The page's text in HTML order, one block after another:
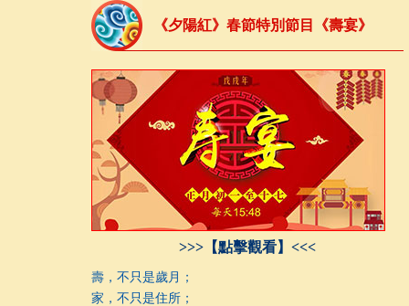
《夕陽紅》春節特別節目《壽宴》
>>>【點擊觀看】<<<
壽，不只是歲月；
家，不只是住所；